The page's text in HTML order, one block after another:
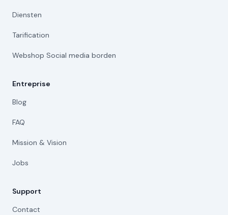
Diensten
Tarification
Webshop Social media borden
Entreprise
Blog
FAQ
Mission & Vision
Jobs
Support
Contact